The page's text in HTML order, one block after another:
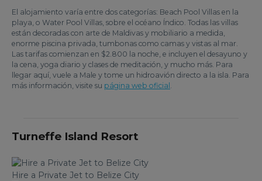
El alojamiento varía entre dos categorías: Beach Pool Villas en la
playa, o Water Pool Villas, sobre el océano Índico. Todas las villas
están decoradas con arte de Maldivas y mobiliario a medida,
enorme piscina privada, tumbonas como camas y vistas al mar.
Las tarifas comienzan en $2.800 la noche, e incluyen el desayuno y
la cena, yoga diario y clases de meditación, y mucho más. Para
llegar aquí, vuele a Male y tome un hidroavión directo a la isla. Para
más información, visite su página web oficial .
Turneffe Island Resort
Hire a Private Jet to Belize City